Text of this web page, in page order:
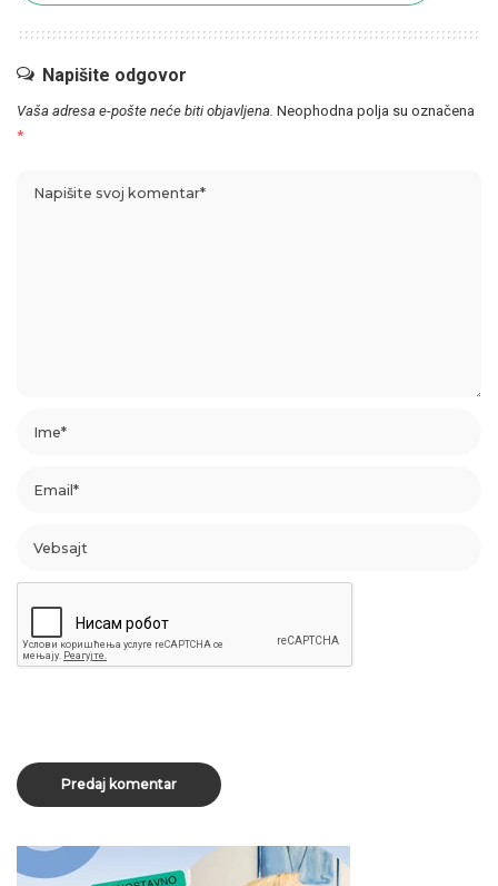
Napišite odgovor
Vaša adresa e-pošte neće biti objavljena. Neophodna polja su označena
*